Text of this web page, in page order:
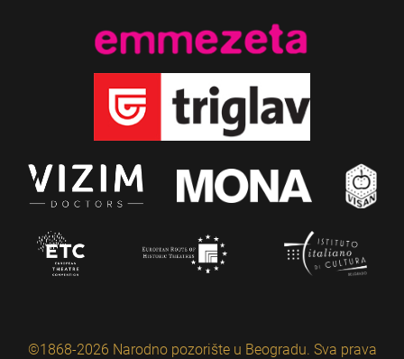
©1868-2026 Narodno pozorište u Beogradu. Sva prava